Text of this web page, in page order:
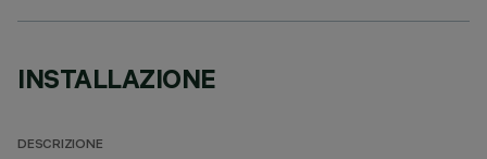
INSTALLAZIONE
DESCRIZIONE